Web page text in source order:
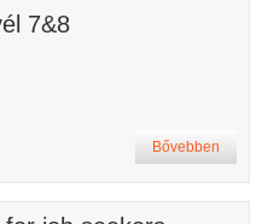
7&8
Bővebben